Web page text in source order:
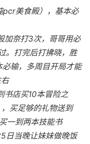
pcr美食殿），基本必
加奈打3次，哥哥用必
。打完后打拂晓，胜
输，多周目开局才能
书店买10本冒险之
买足够的礼物送到
一到两本技能书
日当晚让妹妹做晚饭